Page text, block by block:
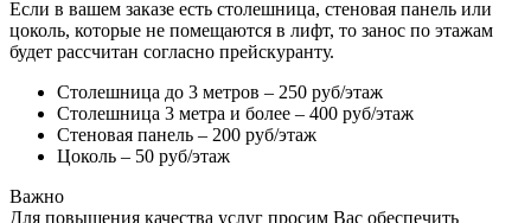
Если в вашем заказе есть столешница, стеновая панель или
цоколь, которые не помещаются в лифт, то занос по этажам
будет рассчитан согласно прейскуранту.
Столешница до 3 метров – 250 руб/этаж
Столешница 3 метра и более – 400 руб/этаж
Стеновая панель – 200 руб/этаж
Цоколь – 50 руб/этаж
Важно
Для повышения качества услуг просим Вас обеспечить